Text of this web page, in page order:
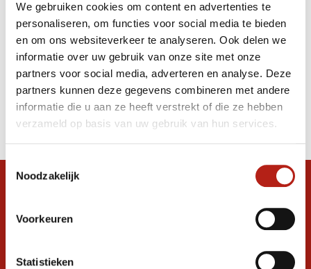
We gebruiken cookies om content en advertenties te
personaliseren, om functies voor social media te bieden
en om ons websiteverkeer te analyseren. Ook delen we
informatie over uw gebruik van onze site met onze
partners voor social media, adverteren en analyse. Deze
partners kunnen deze gegevens combineren met andere
informatie die u aan ze heeft verstrekt of die ze hebben
verzameld op basis van uw gebruik van hun services.
Toestemmingsselectie
Noodzakelijk
Voorkeuren
Statistieken
Apply filters
Producten getagd met
Advantage Taekwondo
handschoenen
Producten
Filter
Stel je vraag in de chat, en we helpen je
graag verder. 24/7
Volg ons